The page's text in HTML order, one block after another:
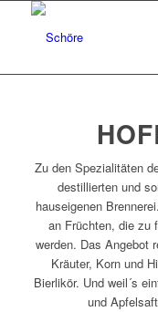
Zu den Spezialitäten
destillierten und
hauseigenen
an Früchten, die zu
werden. Das Angebot
Kräuter, Korn und
Bierlikör. Und weil´s
und